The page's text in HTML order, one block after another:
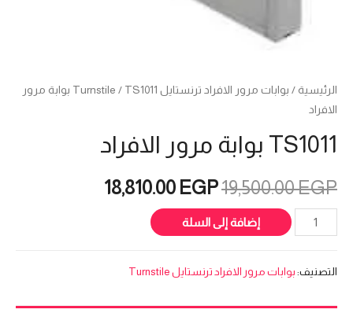
الرئيسية / بوابات مرور الافراد ترنستايل Turnstile
/ TS1011 بوابة مرور
الافراد
TS1011 بوابة مرور الافراد
19,500.00EGP
السعر
الأصلي
18,810.00 EGP
كمية
TS1011
الافراد
إضافة إلى السلة
التصنيف: بوابات مرور الافراد ترنستايل Turnstile